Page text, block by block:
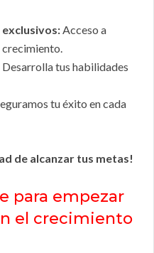
Acceso a
Desarrolla tus habilidades
tu éxito en cada
de alcanzar tus metas!
para empezar
el crecimiento